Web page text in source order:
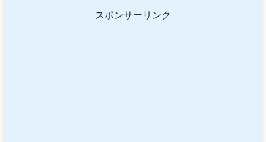
スポンサーリンク